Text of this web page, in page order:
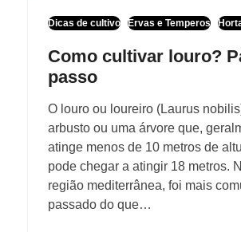
Dicas de cultivo Ervas e Temperos
Como cultivar louro?
passo
O louro ou loureiro (Laurus
arbusto ou uma árvore que,
atinge menos de 10 metros de
pode chegar a atingir 18 metros.
região mediterrânea, foi mais
passado do que…